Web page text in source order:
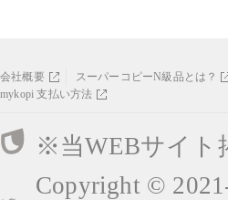
会社概要 スーパーコピーN級品とは？
mykopi 支払い方法
※当WEBサイト
Copyright ©